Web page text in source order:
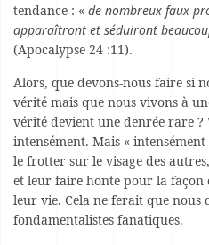
tendance : « de nombreux faux
apparaîtront et séduiront
(Apocalypse 24 :11).
Alors, que devons-nous faire si
vérité mais que nous vivons à
vérité devient une denrée rare ?
intensément. Mais «
le frotter sur le visage des
et leur faire honte pour la façon
leur vie. Cela ne ferait que nous
fondamentalistes fanatiques.